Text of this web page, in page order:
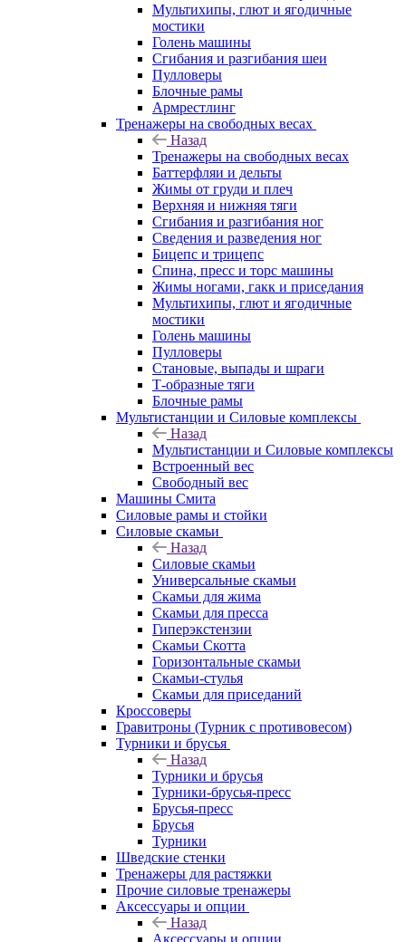
Мультихипы, глют и ягодичные
мостики
Голень машины
Сгибания и разгибания шеи
Пулловеры
Блочные рамы
Армрестлинг
Тренажеры на свободных весах
Назад
Тренажеры на свободных весах
Баттерфляи и дельты
Жимы от груди и плеч
Верхняя и нижняя тяги
Сгибания и разгибания ног
Сведения и разведения ног
Бицепс и трицепс
Спина, пресс и торс машины
Жимы ногами, гакк и приседания
Мультихипы, глют и ягодичные
мостики
Голень машины
Пулловеры
Становые, выпады и шраги
Т-образные тяги
Блочные рамы
Мультистанции и Силовые комплексы
Назад
Мультистанции и Силовые комплексы
Встроенный вес
Свободный вес
Машины Смита
Силовые рамы и стойки
Силовые скамьи
Назад
Силовые скамьи
Универсальные скамьи
Скамьи для жима
Скамьи для пресса
Гиперэкстензии
Скамьи Скотта
Горизонтальные скамьи
Скамьи-стулья
Скамьи для приседаний
Кроссоверы
Гравитроны (Турник с противовесом)
Турники и брусья
Назад
Турники и брусья
Турники-брусья-пресс
Брусья-пресс
Брусья
Турники
Шведские стенки
Тренажеры для растяжки
Прочие силовые тренажеры
Аксессуары и опции
Назад
Аксессуары и опции